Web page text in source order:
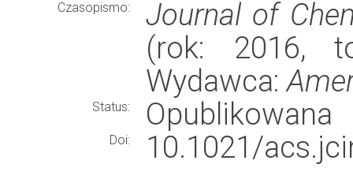
Czasopismo:
Journal of
(rok: 2016,
Wydawca:
Status: Opublikowana
Doi:
10.1021/